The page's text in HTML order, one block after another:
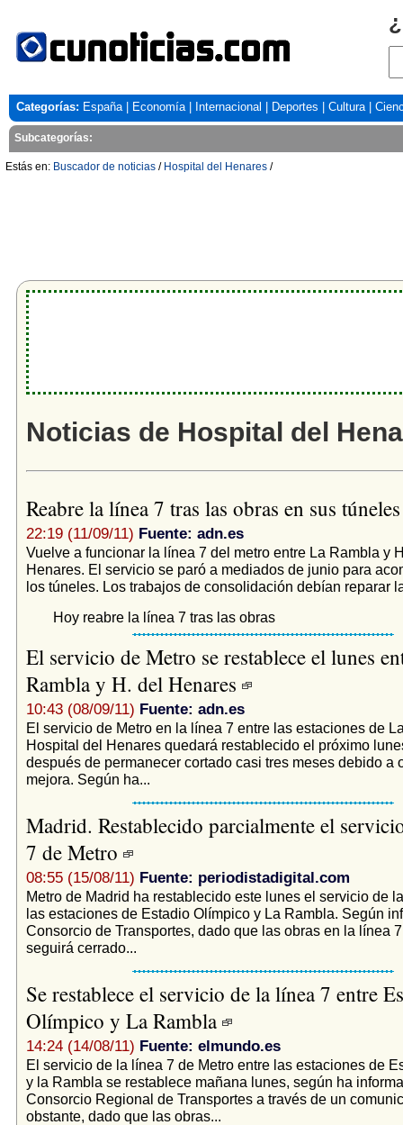
Categorías: España| Economía| Internacional Deportes Cultura|
Subcategorías:
Estás en: Buscador de noticias / Hospital del Henares /
Noticias de Hospital del
Reabre la línea 7 tras las obras en sus
22:19 (11/09/11) Fuente: adn.es
Vuelve a funcionar la línea 7 del metro entre La Rambla y
Henares. El servicio se paró a mediados de junio para
los túneles. Los trabajos de consolidación debían reparar
Hoy reabre la línea 7 tras las obras
El servicio de Metro se restablece el lunes
Rambla y H. del Henares
10:43 (08/09/11) Fuente: adn.es
El servicio de Metro en la línea 7 entre las estaciones de
Hospital del Henares quedará restablecido el próximo
después de permanecer cortado casi tres meses debido a
mejora. Según ha...
Madrid. Restablecido parcialmente el
7 de Metro
08:55 (15/08/11) Fuente: periodistadigital.com
Metro de Madrid ha restablecido este lunes el servicio de
las estaciones de Estadio Olímpico y La Rambla. Según
Consorcio de Transportes, dado que las obras en la línea
seguirá cerrado...
Se restablece el servicio de la línea 7 entre
Olímpico y La Rambla
14:24 (14/08/11) Fuente: elmundo.es
El servicio de la línea 7 de Metro entre las estaciones de
y la Rambla se restablece mañana lunes, según ha
Consorcio Regional de Transportes a través de un
obstante, dado que las obras...